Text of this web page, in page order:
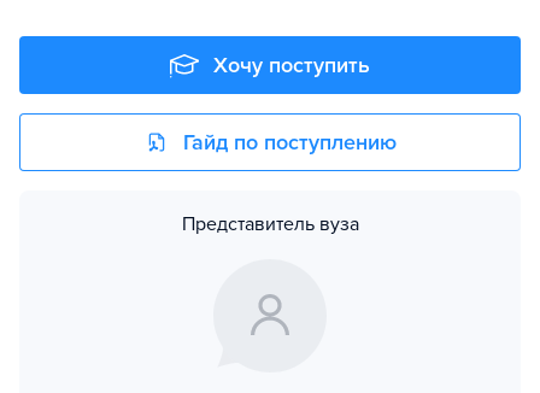
Хочу поступить
Гайд по поступлению
Представитель вуза